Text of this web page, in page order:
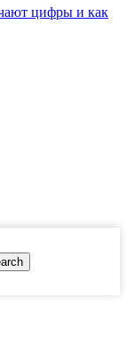
цифры и как